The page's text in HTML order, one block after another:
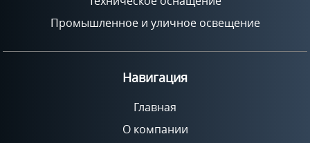
Промышленное и уличное освещение
Навигация
Главная
О компании